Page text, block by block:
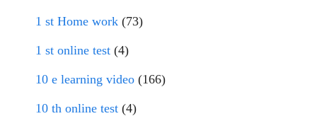
1 st Home work (73)
1 st online test (4)
10 e learning video (166)
10 th online test (4)